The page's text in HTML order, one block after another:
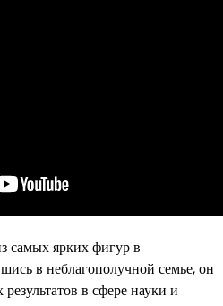
самых ярких фигур в
в неблагополучной семье, он
в сфере науки и